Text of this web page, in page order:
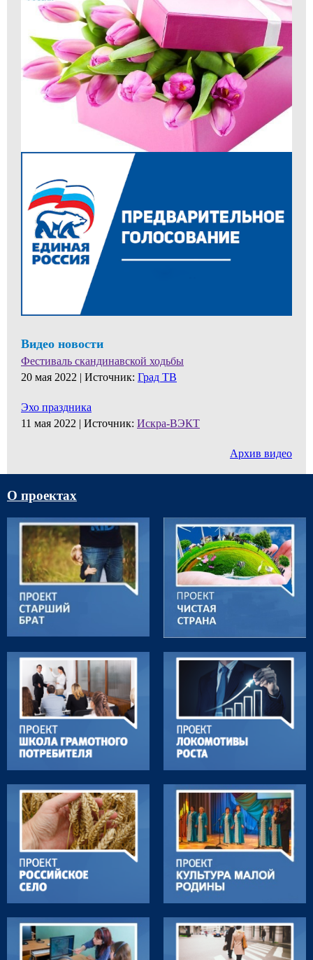
Видео новости
Фестиваль скандинавской ходьбы
20 мая 2022 | Источник: Град ТВ
Эхо праздника
11 мая 2022 | Источник: Искра-ВЭКТ
Архив видео
О проектах